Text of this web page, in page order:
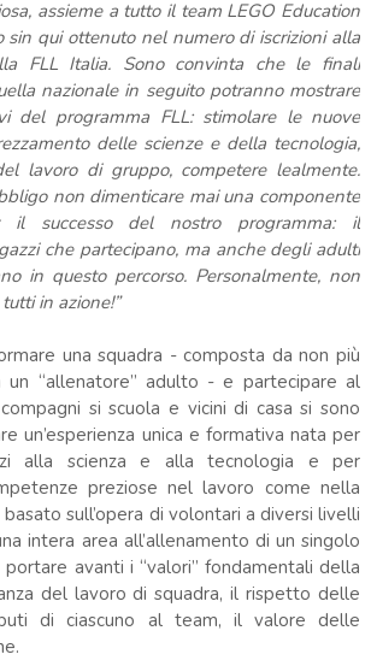
assieme a tutto il team LEGO Education
sin qui ottenuto nel numero di iscrizioni alla
FLL Italia. Sono convinta che le finali
nazionale in seguito potranno mostrare
del programma FLL: stimolare le nuove
delle scienze e della tecnologia,
lavoro di gruppo, competere lealmente.
non dimenticare mai una componente
il successo del nostro programma: il
che partecipano, ma anche degli adulti
in questo percorso. Personalmente, non
in azione!”
una squadra - composta da non più
“allenatore” adulto - e partecipare al
si scuola e vicini di casa si sono
un’esperienza unica e formativa nata per
alla scienza e alla tecnologia e per
preziose nel lavoro come nella
sull’opera di volontari a diversi livelli
intera area all’allenamento di un singolo
avanti i “valori” fondamentali della
del lavoro di squadra, il rispetto delle
di ciascuno al team, il valore delle